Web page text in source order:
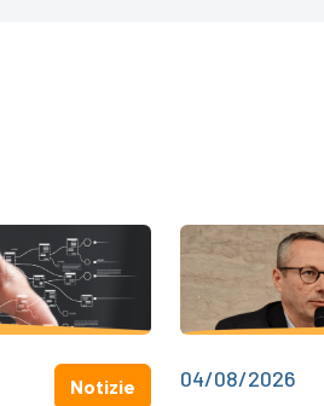
Notizie 04/08/2026